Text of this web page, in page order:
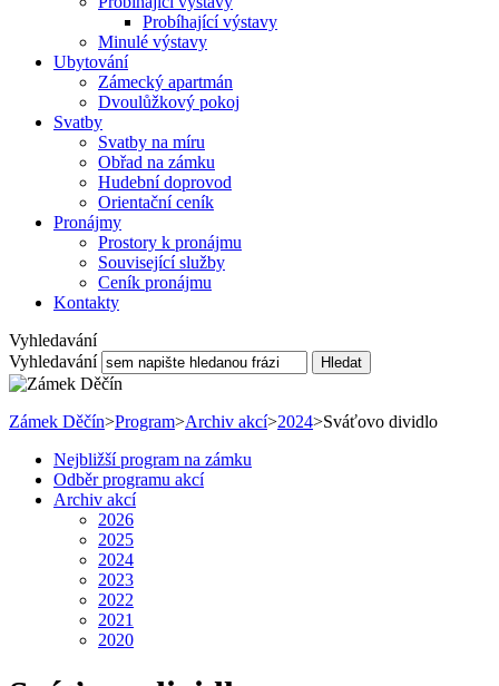
Probíhající výstavy
Minulé výstavy
Ubytování
Zámecký apartmán
Dvoulůžkový pokoj
Svatby
Svatby na míru
Obřad na zámku
Hudební doprovod
Orientační ceník
Pronájmy
Prostory k pronájmu
Související služby
Ceník pronájmu
Kontakty
Vyhledavání
Vyhledavání
Hledat
Zámek Děčín>Program>Archiv akcí>2024>Sváťovo dividlo
Nejbližší program na zámku
Odběr programu akcí
Archiv akcí
2026
2025
2024
2023
2022
2021
2020